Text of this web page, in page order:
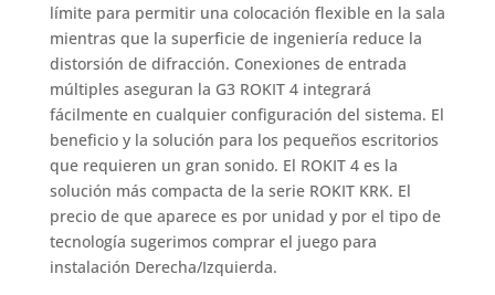
límite para permitir una colocación flexible en la sala
mientras que la superficie de ingeniería reduce la
distorsión de difracción. Conexiones de entrada
múltiples aseguran la G3 ROKIT 4 integrará
fácilmente en cualquier configuración del sistema. El
beneficio y la solución para los pequeños escritorios
que requieren un gran sonido. El ROKIT 4 es la
solución más compacta de la serie ROKIT KRK. El
precio de que aparece es por unidad y por el tipo de
tecnología sugerimos comprar el juego para
instalación Derecha/Izquierda.